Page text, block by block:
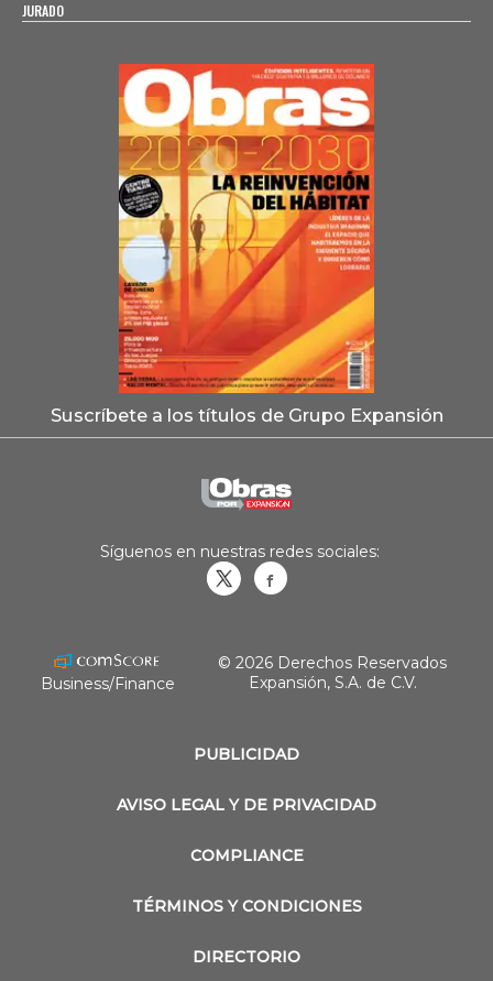
JURADO
Suscríbete a los títulos de Grupo Expansión
PUBLICIDAD
AVISO LEGAL Y DE PRIVACIDAD
COMPLIANCE
TÉRMINOS Y CONDICIONES
DIRECTORIO
Síguenos en nuestras redes sociales:
Business/Finance
© 2026 Derechos Reservados
Expansión, S.A. de C.V.